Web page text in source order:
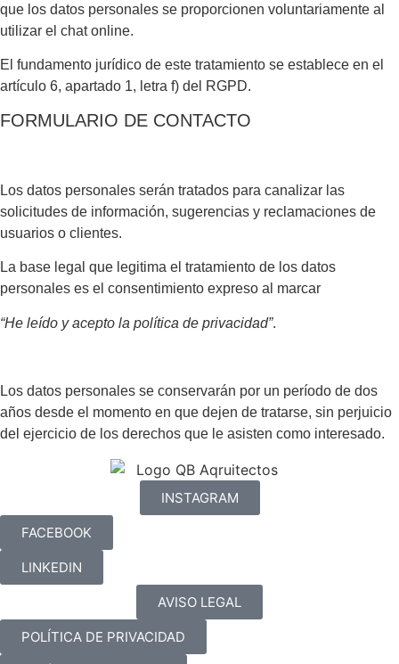
que los datos personales se proporcionen voluntariamente al
utilizar el chat online.
El fundamento jurídico de este tratamiento se establece en el
artículo 6, apartado 1, letra f) del RGPD.
FORMULARIO DE CONTACTO
Los datos personales serán tratados para canalizar las
solicitudes de información, sugerencias y reclamaciones de
usuarios o clientes.
La base legal que legitima el tratamiento de los datos
personales es el consentimiento expreso al marcar
“He leído y acepto la política de privacidad”.
Los datos personales se conservarán por un período de dos
años desde el momento en que dejen de tratarse, sin perjuicio
del ejercicio de los derechos que le asisten como interesado.
INSTAGRAM
FACEBOOK
LINKEDIN
AVISO LEGAL
POLÍTICA DE PRIVACIDAD